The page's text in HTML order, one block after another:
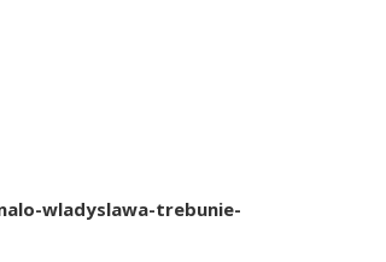
wladyslawa-trebunie-